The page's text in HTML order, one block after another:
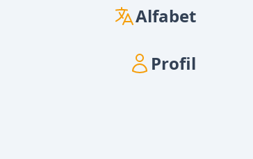
Alfabet
Profil